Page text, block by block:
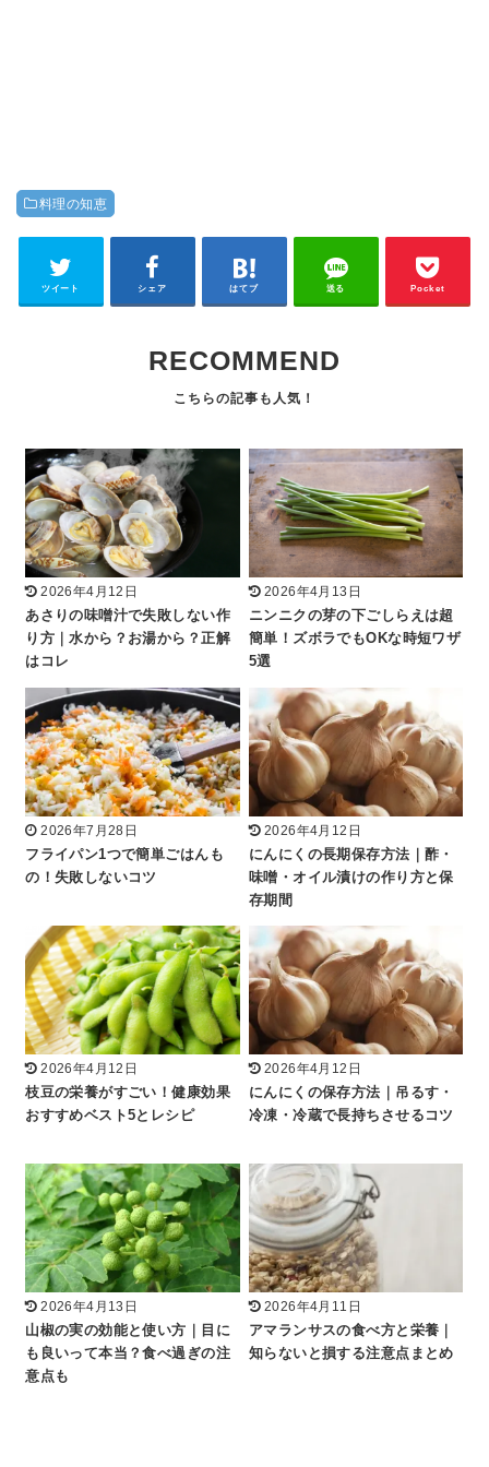
料理の知恵
ツイート シェア はてブ 送る Pocket
RECOMMEND
2026年4月12日
あさりの味噌汁で失敗しない作
り方｜水から？お湯から？正解
はコレ
2026年4月13日
ニンニクの芽の下ごしらえは超
簡単！ズボラでもOKな時短ワザ
5選
2026年7月28日
フライパン1つで簡単ごはんも
の！失敗しないコツ
2026年4月12日
にんにくの長期保存方法｜酢・
味噌・オイル漬けの作り方と保
存期間
2026年4月12日
枝豆の栄養がすごい！健康効果
おすすめベスト5とレシピ
2026年4月12日
にんにくの保存方法｜吊るす・
冷凍・冷蔵で長持ちさせるコツ
2026年4月13日
山椒の実の効能と使い方｜目に
も良いって本当？食べ過ぎの注
意点も
2026年4月11日
アマランサスの食べ方と栄養｜
知らないと損する注意点まとめ